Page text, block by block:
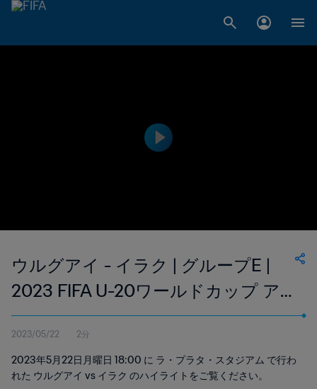
ウルグアイ - イラク | グループE |
2023 FIFA U-20ワールドカップ ア
ルゼンチン | ハイライト
2023/05/22 2分
2023年5月22日月曜日 18:00 に ラ・プラタ・スタジアム で行わ
れた ウルグアイ vs イラク のハイライトをご覧ください。